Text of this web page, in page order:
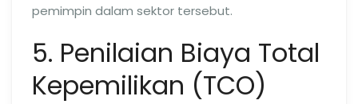
pemimpin dalam sektor tersebut.
5. Penilaian Biaya Total
Kepemilikan (TCO)